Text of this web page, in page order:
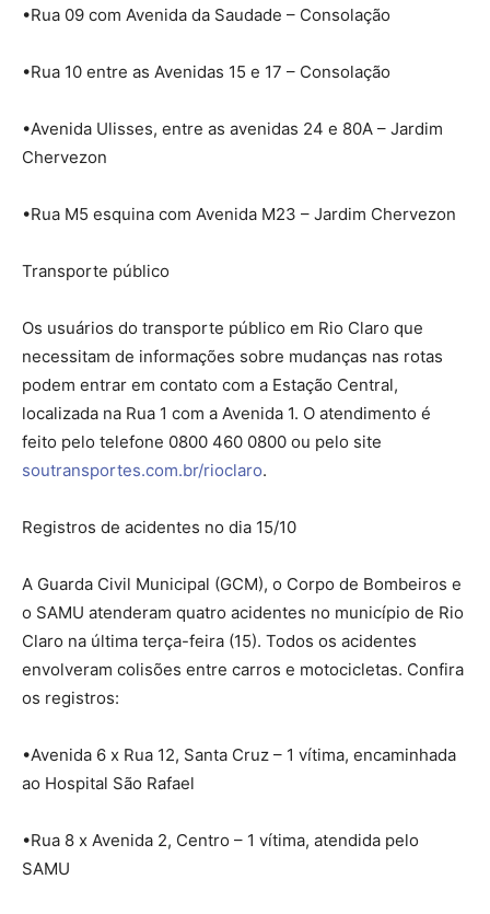
•Rua 09 com Avenida da Saudade – Consolação
•Rua 10 entre as Avenidas 15 e 17 – Consolação
•Avenida Ulisses, entre as avenidas 24 e 80A – Jardim
Chervezon
•Rua M5 esquina com Avenida M23 – Jardim Chervezon
Transporte público
Os usuários do transporte público em Rio Claro que
necessitam de informações sobre mudanças nas rotas
podem entrar em contato com a Estação Central,
localizada na Rua 1 com a Avenida 1. O atendimento é
feito pelo telefone 0800 460 0800 ou pelo site
soutransportes.com.br/rioclaro.
Registros de acidentes no dia 15/10
A Guarda Civil Municipal (GCM), o Corpo de Bombeiros e
o SAMU atenderam quatro acidentes no município de Rio
Claro na última terça-feira (15). Todos os acidentes
envolveram colisões entre carros e motocicletas. Confira
os registros:
•Avenida 6 x Rua 12, Santa Cruz – 1 vítima, encaminhada
ao Hospital São Rafael
•Rua 8 x Avenida 2, Centro – 1 vítima, atendida pelo
SAMU